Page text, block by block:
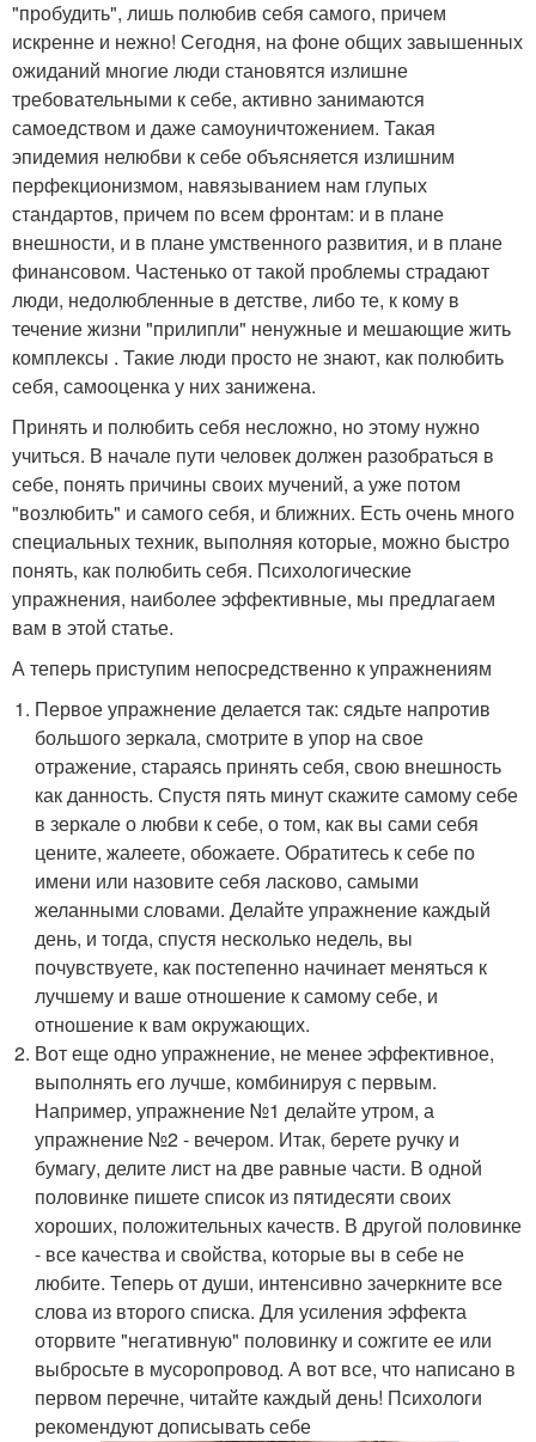
"пробудить", лишь полюбив себя самого, причем
искренне и нежно! Сегодня, на фоне общих завышенных
ожиданий многие люди становятся излишне
требовательными к себе, активно занимаются
самоедством и даже самоуничтожением. Такая
эпидемия нелюбви к себе объясняется излишним
перфекционизмом, навязыванием нам глупых
стандартов, причем по всем фронтам: и в плане
внешности, и в плане умственного развития, и в плане
финансовом. Частенько от такой проблемы страдают
люди, недолюбленные в детстве, либо те, к кому в
течение жизни "прилипли" ненужные и мешающие жить
комплексы . Такие люди просто не знают, как полюбить
себя, самооценка у них занижена.
Принять и полюбить себя несложно, но этому нужно
учиться. В начале пути человек должен разобраться в
себе, понять причины своих мучений, а уже потом
"возлюбить" и самого себя, и ближних. Есть очень много
специальных техник, выполняя которые, можно быстро
понять, как полюбить себя. Психологические
упражнения, наиболее эффективные, мы предлагаем
вам в этой статье.
А теперь приступим непосредственно к упражнениям
Первое упражнение делается так: сядьте напротив
большого зеркала, смотрите в упор на свое
отражение, стараясь принять себя, свою внешность
как данность. Спустя пять минут скажите самому себе
в зеркале о любви к себе, о том, как вы сами себя
цените, жалеете, обожаете. Обратитесь к себе по
имени или назовите себя ласково, самыми
желанными словами. Делайте упражнение каждый
день, и тогда, спустя несколько недель, вы
почувствуете, как постепенно начинает меняться к
лучшему и ваше отношение к самому себе, и
отношение к вам окружающих.
Вот еще одно упражнение, не менее эффективное,
выполнять его лучше, комбинируя с первым.
Например, упражнение №1 делайте утром, а
упражнение №2 - вечером. Итак, берете ручку и
бумагу, делите лист на две равные части. В одной
половинке пишете список из пятидесяти своих
хороших, положительных качеств. В другой половинке
- все качества и свойства, которые вы в себе не
любите. Теперь от души, интенсивно зачеркните все
слова из второго списка. Для усиления эффекта
оторвите "негативную" половинку и сожгите ее или
выбросьте в мусоропровод. А вот все, что написано в
первом перечне, читайте каждый день! Психологи
рекомендуют дописывать себе